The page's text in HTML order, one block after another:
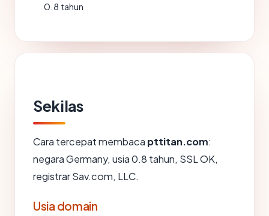
0.8 tahun
Sekilas
Cara tercepat membaca pttitan.com:
negara Germany, usia 0.8 tahun, SSL OK,
registrar Sav.com, LLC.
Usia domain